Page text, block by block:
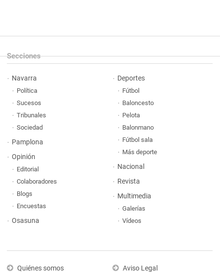
Secciones
Navarra
Política
Sucesos
Tribunales
Sociedad
Pamplona
Opinión
Editorial
Colaboradores
Blogs
Encuestas
Osasuna
Deportes
Fútbol
Baloncesto
Pelota
Balonmano
Fútbol sala
Más deporte
Nacional
Revista
Multimedia
Galerías
Vídeos
Quiénes somos Aviso Legal